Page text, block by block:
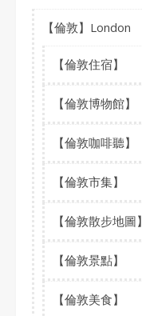
【倫敦】London
【倫敦住宿】
【倫敦博物館】
【倫敦咖啡聽】
【倫敦市集】
【倫敦散步地圖】
【倫敦景點】
【倫敦美食】